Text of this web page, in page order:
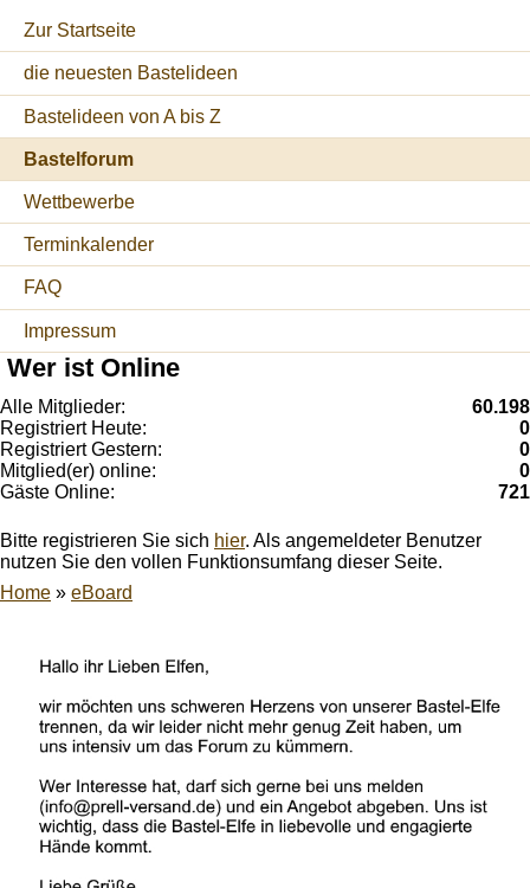
Zur Startseite
die neuesten Bastelideen
Bastelideen von A bis Z
Bastelforum
Wettbewerbe
Terminkalender
FAQ
Impressum
Wer ist Online
Alle Mitglieder:
60.198
Registriert Heute:
0
Registriert Gestern:
0
Mitglied(er) online:
0
Gäste Online:
721
Bitte registrieren Sie sich hier. Als angemeldeter Benutzer
nutzen Sie den vollen Funktionsumfang dieser Seite.
Home » eBoard